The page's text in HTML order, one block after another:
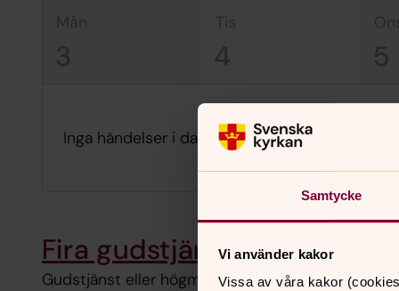
Samtycke
Vi använder kakor
Vissa av våra kakor
tis
4
Inga händelser i dag.
Fira gudstjänst i
Gudstjänst eller högmässa firas varje söndag